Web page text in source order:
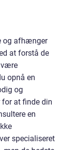
og afhænger
at forstå de
være
opnå en
og
for at finde din
en
specialiseret